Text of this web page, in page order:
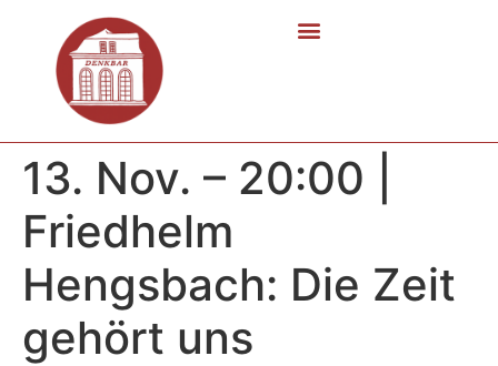
13. Nov. – 20:00 |
Friedhelm
Hengsbach: Die Zeit
gehört uns